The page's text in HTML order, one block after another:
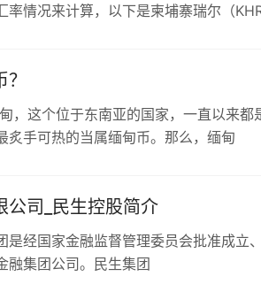
率情况来计算，以下是柬埔寨瑞尔（
，这个位于东南亚的国家，一直以来
炙手可热的当属缅甸币。那么，缅甸
公司_民生控股简介
是经国家金融监督管理委员会批准成立
融集团公司。民生集团